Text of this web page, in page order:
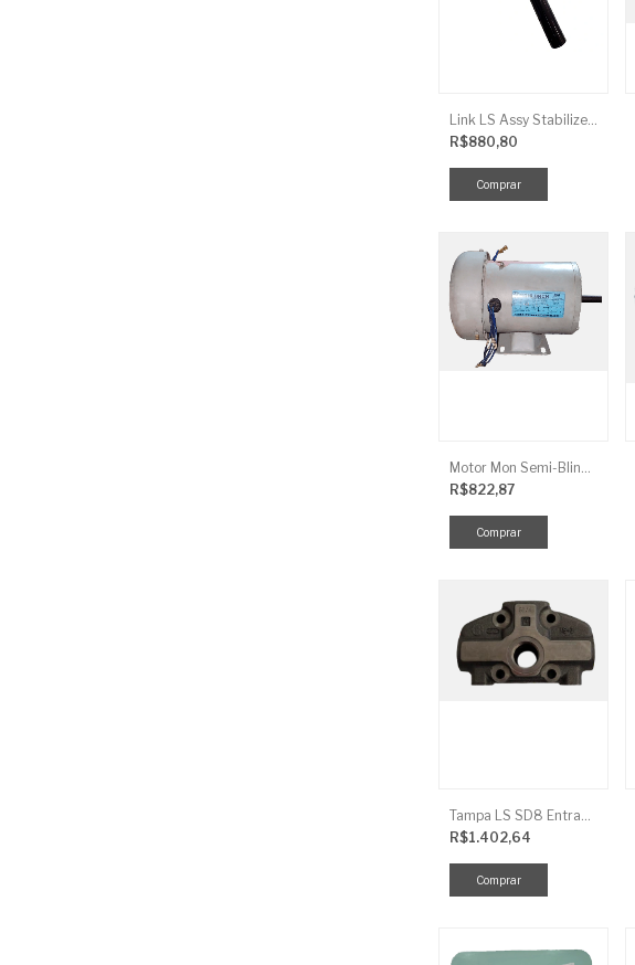
Link LS Assy Stabilize FG896
R$880,80
Motor Mon Semi-Blind 00,50CV 4P IP44
R$822,87
Tampa LS SD8 Entrada TRG 827
R$1.402,64